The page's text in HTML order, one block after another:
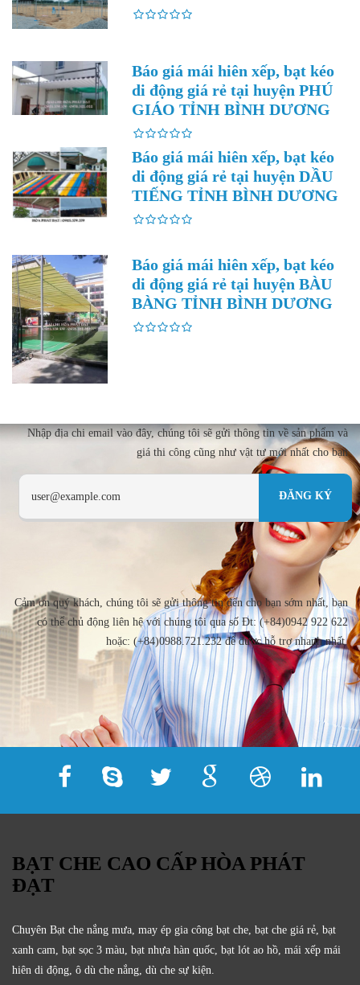
Báo giá mái hiên xếp, bạt kéo
di động giá rẻ tại huyện PHÚ
GIÁO TỈNH BÌNH DƯƠNG
Báo giá mái hiên xếp, bạt kéo
di động giá rẻ tại huyện DẦU
TIẾNG TỈNH BÌNH DƯƠNG
Báo giá mái hiên xếp, bạt kéo
di động giá rẻ tại huyện BÀU
BÀNG TỈNH BÌNH DƯƠNG
Nhập địa chi email vào đây, chúng tôi sẽ gửi thông tin về sản phẩm và
giá thi công cũng như vật tư mới nhất cho bạn
Cảm ơn quý khách, chúng tôi sẽ gửi thông tin đến cho bạn sớm nhất, bạn
có thể chủ động liên hệ với chúng tôi qua số Đt: (+84)0942 922 622
hoặc: (+84)0988.721.232 để được hỗ trợ nhanh nhất.
BẠT CHE CAO CẤP HÒA PHÁT
ĐẠT
Chuyên Bạt che nắng mưa, may ép gia công bạt che, bạt che giá rẻ, bạt
xanh cam, bạt sọc 3 màu, bạt nhựa hàn quốc, bạt lót ao hồ, mái xếp mái
hiên di động, ô dù che nắng, dù che sự kiện.